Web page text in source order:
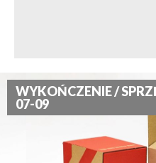
WYKOŃCZENIE /
07-09